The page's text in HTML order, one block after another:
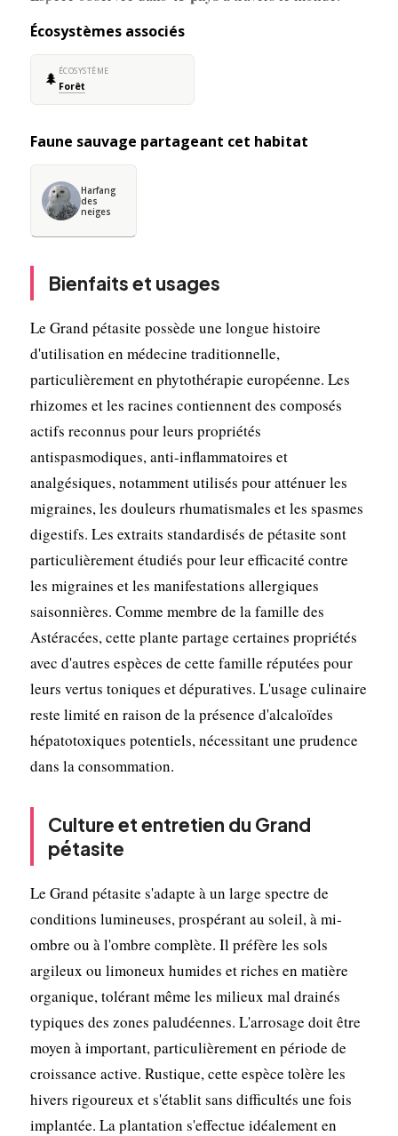
Écosystèmes associés
🌲 ÉCOSYSTÈME
Forêt
Faune sauvage partageant cet habitat
Harfang
des
neiges
Bienfaits et usages
Le Grand pétasite possède une longue histoire
d'utilisation en médecine traditionnelle,
particulièrement en phytothérapie européenne. Les
rhizomes et les racines contiennent des composés
actifs reconnus pour leurs propriétés
antispasmodiques, anti-inflammatoires et
analgésiques, notamment utilisés pour atténuer les
migraines, les douleurs rhumatismales et les spasmes
digestifs. Les extraits standardisés de pétasite sont
particulièrement étudiés pour leur efficacité contre
les migraines et les manifestations allergiques
saisonnières. Comme membre de la famille des
Astéracées, cette plante partage certaines propriétés
avec d'autres espèces de cette famille réputées pour
leurs vertus toniques et dépuratives. L'usage culinaire
reste limité en raison de la présence d'alcaloïdes
hépatotoxiques potentiels, nécessitant une prudence
dans la consommation.
Culture et entretien du Grand
pétasite
Le Grand pétasite s'adapte à un large spectre de
conditions lumineuses, prospérant au soleil, à mi-
ombre ou à l'ombre complète. Il préfère les sols
argileux ou limoneux humides et riches en matière
organique, tolérant même les milieux mal drainés
typiques des zones paludéennes. L'arrosage doit être
moyen à important, particulièrement en période de
croissance active. Rustique, cette espèce tolère les
hivers rigoureux et s'établit sans difficultés une fois
implantée. La plantation s'effectue idéalement en